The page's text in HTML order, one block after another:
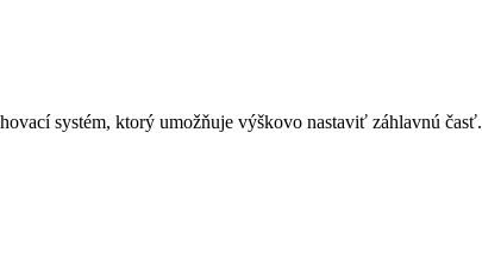
systém, ktorý umožňuje výškovo nastaviť záhlavnú časť.